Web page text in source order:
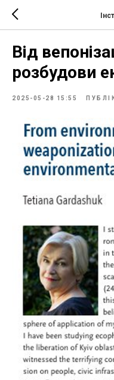
Від
розбудови
2025-05-28 15:55